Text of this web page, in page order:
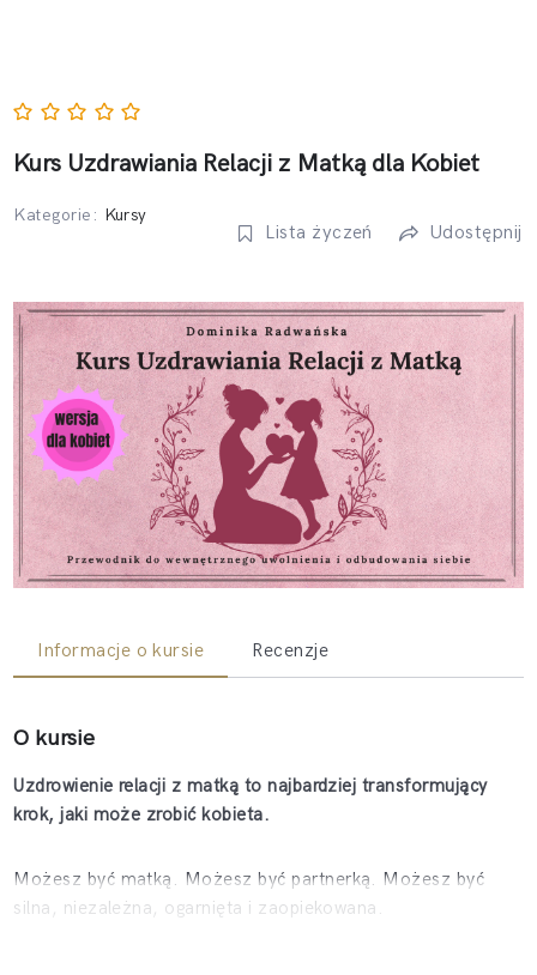
Kurs Uzdrawiania Relacji z Matką dla Kobiet
Kategorie: Kursy
Lista życzeń Udostępnij
Informacje o kursie Recenzje
O kursie
Uzdrowienie relacji z matką to najbardziej transformujący
krok, jaki może zrobić kobieta.
Możesz być matką. Możesz być partnerką. Możesz być
silna, niezależna, ogarnięta i zaopiekowana.